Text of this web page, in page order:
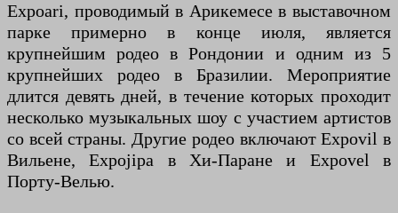
Expoari, проводимый в Арикемесе в выставочном
парке примерно в конце июля, является
крупнейшим родео в Рондонии и одним из 5
крупнейших родео в Бразилии. Мероприятие
длится девять дней, в течение которых проходит
несколько музыкальных шоу с участием артистов
со всей страны. Другие родео включают Expovil в
Вильене, Expojipa в Хи-Паране и Expovel в
Порту-Велью.